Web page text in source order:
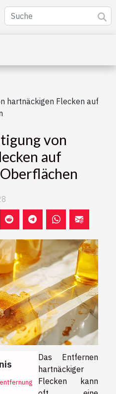
hartnäckigen Flecken auf
von
auf
Das Entfernen
hartnäckiger
Flecken kann